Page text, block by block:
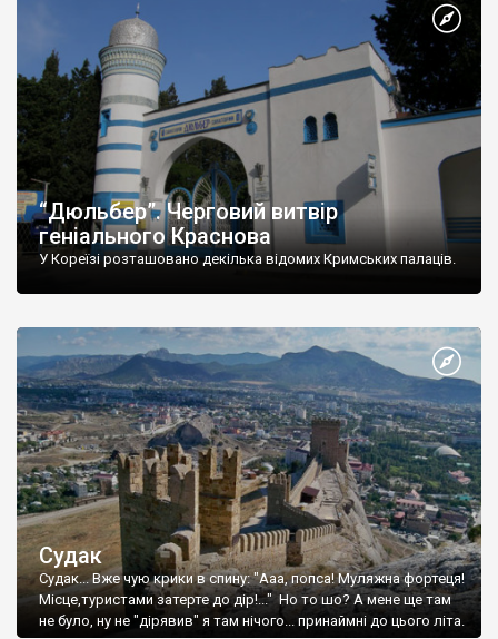
“Дюльбер”. Черговий витвір
геніального Краснова
У Кореїзі розташовано декілька відомих Кримських палаців.
Судак
Судак... Вже чую крики в спину: "Ааа, попса! Муляжна фортеця!
Місце,туристами затерте до дір!..." Но то шо? А мене ще там
не було, ну не "дірявив" я там нічого... принаймні до цього літа.